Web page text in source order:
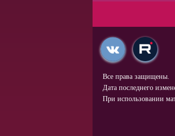
Все права защищены.
Дата последнего
При использовании